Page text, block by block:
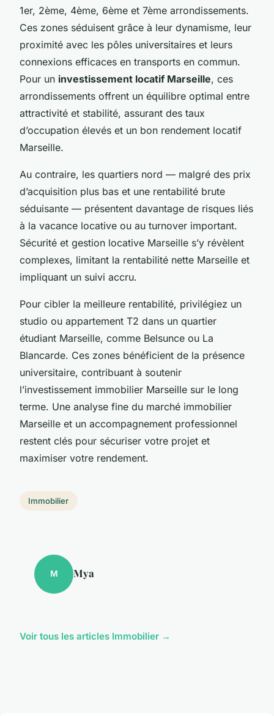
1er, 2ème, 4ème, 6ème et 7ème arrondissements.
Ces zones séduisent grâce à leur dynamisme, leur
proximité avec les pôles universitaires et leurs
connexions efficaces en transports en commun.
Pour un investissement locatif Marseille, ces
arrondissements offrent un équilibre optimal entre
attractivité et stabilité, assurant des taux
d’occupation élevés et un bon rendement locatif
Marseille.
Au contraire, les quartiers nord — malgré des prix
d’acquisition plus bas et une rentabilité brute
séduisante — présentent davantage de risques liés
à la vacance locative ou au turnover important.
Sécurité et gestion locative Marseille s’y révèlent
complexes, limitant la rentabilité nette Marseille et
impliquant un suivi accru.
Pour cibler la meilleure rentabilité, privilégiez un
studio ou appartement T2 dans un quartier
étudiant Marseille, comme Belsunce ou La
Blancarde. Ces zones bénéficient de la présence
universitaire, contribuant à soutenir
l’investissement immobilier Marseille sur le long
terme. Une analyse fine du marché immobilier
Marseille et un accompagnement professionnel
restent clés pour sécuriser votre projet et
maximiser votre rendement.
Immobilier
M Mya
Voir tous les articles Immobilier →